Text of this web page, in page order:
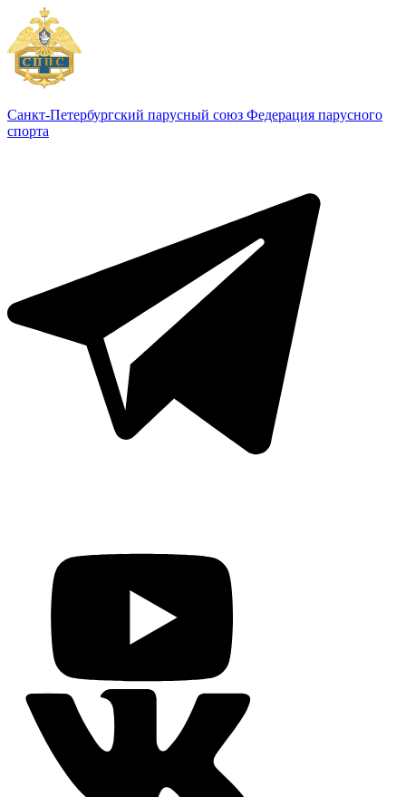
Санкт-Петербургский парусный союз Федерация парусного
спорта